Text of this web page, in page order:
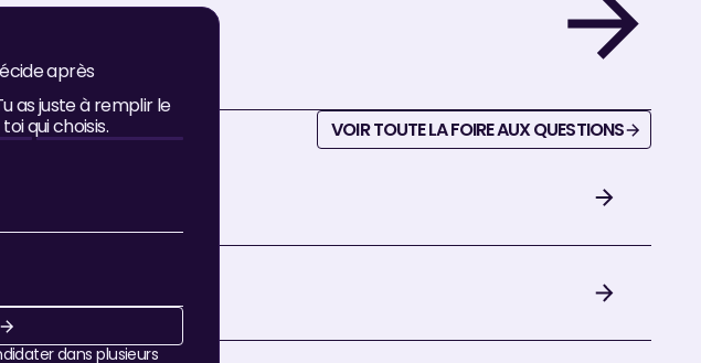
voir toute la foire aux questions
VOIR TOUTE LA FOIRE AUX QUESTIONS
après
as juste à remplir le
qui choisis.
dans plusieurs